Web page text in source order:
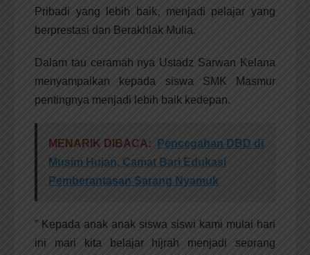
Pribadi yang lebih baik, menjadi pelajar yang
berprestasi dan Berakhlak Mulia.
Dalam tau ceramah nya Ustadz Sarwan Kelana
menyampaikan kepada siswa SMK Masmur
pentingnya menjadi lebih baik kedepan.
MENARIK DIBACA:
Pencegahan DBD di
Musim Hujan, Camat Bari Edukasi
Pemberantasan Sarang Nyamuk
” Kepada anak anak siswa siswi kami mulai hari
ini mari kita belajar hijrah menjadi seorang